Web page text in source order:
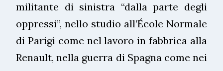
militante di sinistra “dalla parte degli
oppressi”, nello studio all’École Normale
di Parigi come nel lavoro in fabbrica alla
Renault, nella guerra di Spagna come nei